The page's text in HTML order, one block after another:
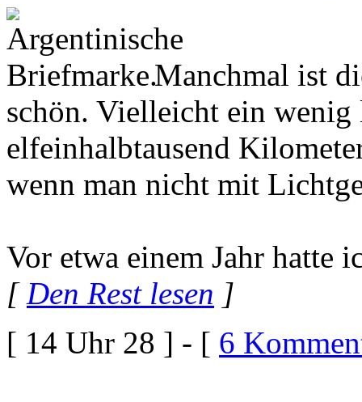
Manchmal ist
schön. Vielleicht ein wenig
elfeinhalbtausend
wenn man nicht mit
Vor etwa einem Jahr hatte
[Den Rest lesen ]
[ 14 Uhr 28 ] - [ 6